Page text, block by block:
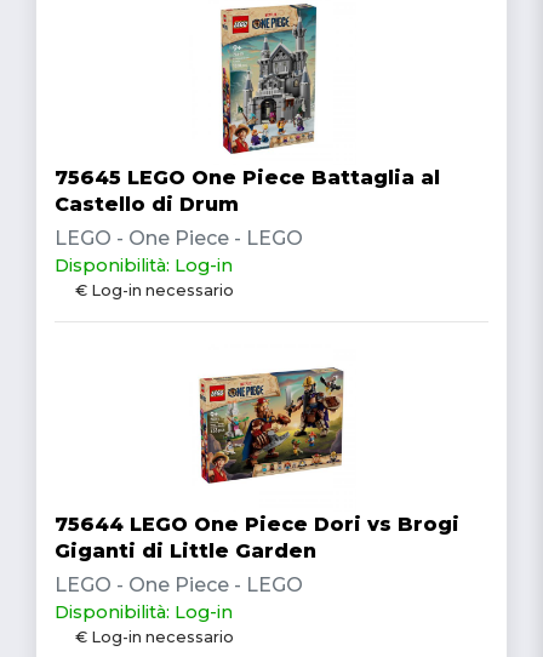
75645 LEGO One Piece Battaglia al
Castello di Drum
LEGO - One Piece - LEGO
Disponibilità: Log-in
€ Log-in necessario
75644 LEGO One Piece Dori vs Brogi
Giganti di Little Garden
LEGO - One Piece - LEGO
Disponibilità: Log-in
€ Log-in necessario